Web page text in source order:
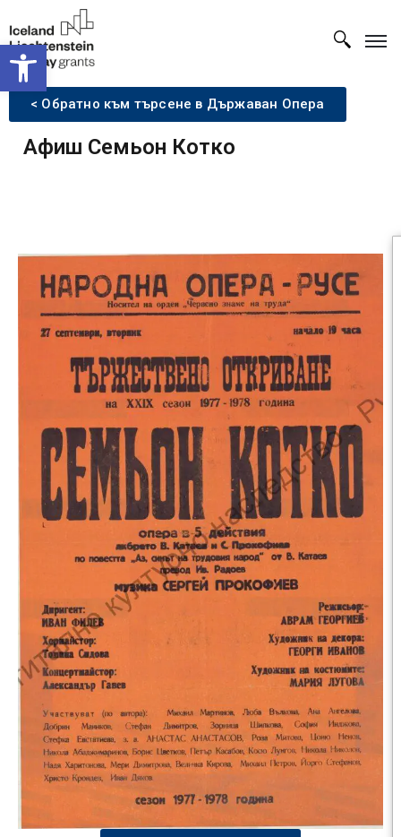
Open toolbar
< Обратно към търсене в Държаван Опера
Афиш Семьон Котко